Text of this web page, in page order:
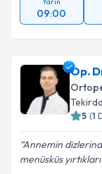
09:00
Op.
5 (1
Annemin
menüsküs